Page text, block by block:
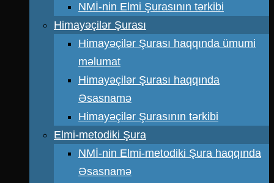
NMİ-nin Elmi Şurasının tərkibi
Himayəçilər Şurası
Himayəçilər Şurası haqqında ümumi
məlumat
Himayəçilər Şurası haqqında
Əsasnamə
Himayəçilər Şurasının tərkibi
Elmi-metodiki Şura
NMİ-nin Elmi-metodiki Şura haqqında
Əsasnamə